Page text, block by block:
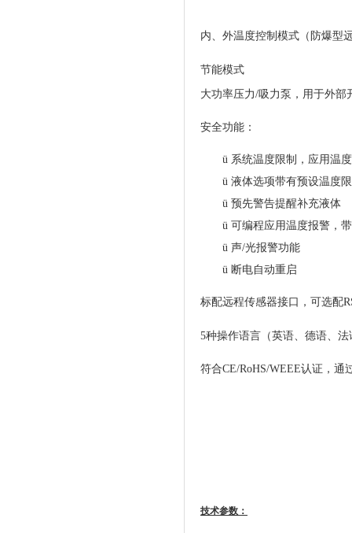
内、外温度控制模式（防爆型
节能模式
大功率压力/吸力泵，用于外部
安全功能：
ü 系统温度限制，应用温
ü 液体选项带有预设温度
ü 预先警告提醒补充液体
ü 可编程应用温度报警，
ü 声/光报警功能
ü 断电自动重启
标配远程传感器接口 ，可选配
5种操作语言（英语、德语、
符合CE/RoHS/WEEE认证，通
技术参数：